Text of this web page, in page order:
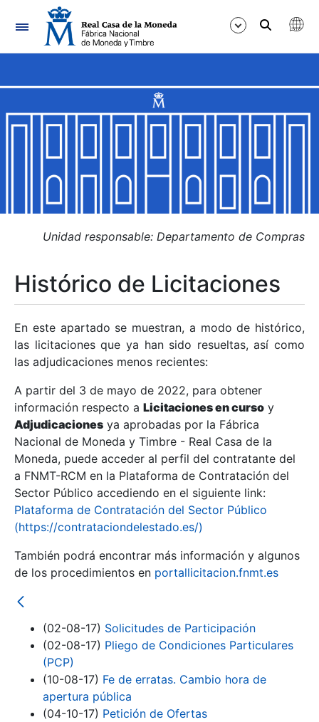
Navegación
Mostrar/Ocultar
Mostrar/Ocultar
Mostrar/Ocultar
Mostrar/Ocultar
Mostrar/Ocultar
Mostrar/Ocultar
Unidad responsable: Departamento de Compras
Histórico de Licitaciones
En este apartado se muestran, a modo de histórico,
las licitaciones que ya han sido resueltas, así como
las adjudicaciones menos recientes:
A partir del 3 de mayo de 2022, para obtener
información respecto a Licitaciones en curso y
Adjudicaciones ya aprobadas por la Fábrica
Nacional de Moneda y Timbre - Real Casa de la
Moneda, puede acceder al perfil del contratante del
a FNMT-RCM en la Plataforma de Contratación del
Sector Público accediendo en el siguiente link:
Plataforma de Contratación del Sector Público
(https://contrataciondelestado.es/)
También podrá encontrar más información y algunos
de los procedimientos en portallicitacion.fnmt.es
(02-08-17) Solicitudes de Participación
(02-08-17) Pliego de Condiciones Particulares
(PCP)
(10-08-17) Fe de erratas. Cambio hora de
apertura pública
(04-10-17) Petición de Ofertas